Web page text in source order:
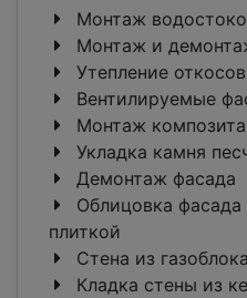
Монтаж
Монтаж и
Утепление откосов
Вентилируемые
Монтаж композита
Укладка камня
Демонтаж фасада
Облицовка
плиткой
Стена из
Кладка стены из